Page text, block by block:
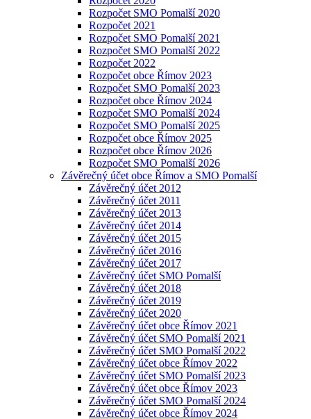
Rozpočet SMO Pomalší 2020
Rozpočet 2021
Rozpočet SMO Pomalší 2021
Rozpočet SMO Pomalší 2022
Rozpočet 2022
Rozpočet obce Římov 2023
Rozpočet SMO Pomalší 2023
Rozpočet obce Římov 2024
Rozpočet SMO Pomalší 2024
Rozpočet SMO Pomalší 2025
Rozpočet obce Římov 2025
Rozpočet obce Římov 2026
Rozpočet SMO Pomalší 2026
Závěrečný účet obce Římov a SMO Pomalší
Závěrečný účet 2012
Závěrečný účet 2011
Závěrečný účet 2013
Závěrečný účet 2014
Závěrečný účet 2015
Závěrečný účet 2016
Závěrečný účet 2017
Závěrečný účet SMO Pomalší
Závěrečný účet 2018
Závěrečný účet 2019
Závěrečný účet 2020
Závěrečný účet obce Římov 2021
Závěrečný účet SMO Pomalší 2021
Závěrečný účet SMO Pomalší 2022
Závěrečný účet obce Římov 2022
Závěrečný účet SMO Pomalší 2023
Závěrečný účet obce Římov 2023
Závěrečný účet SMO Pomalší 2024
Závěrečný účet obce Římov 2024